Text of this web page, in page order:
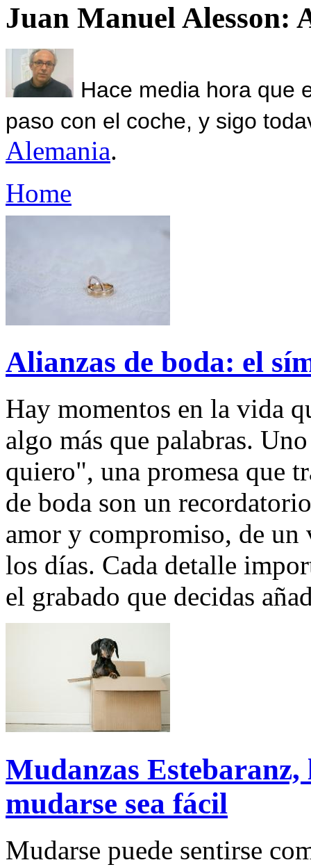
Juan Manuel Alesson:
Hace media hora que
paso con el coche, y sigo
Alemania.
Home
Alianzas de boda: el
Hay momentos en la vida
algo más que palabras.
quiero", una promesa que
de boda son un
amor y compromiso, de
los días. Cada detalle
el grabado que decidas
Mudanzas Estebaranz,
mudarse sea fácil
Mudarse puede sentirse